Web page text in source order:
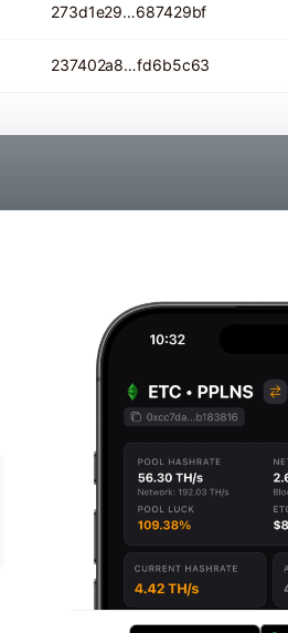
273d1e29…687429bf
237402a8…fd6b5c63